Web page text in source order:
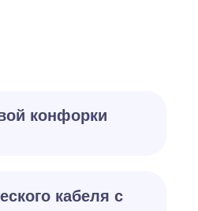
конфорки
кабеля с